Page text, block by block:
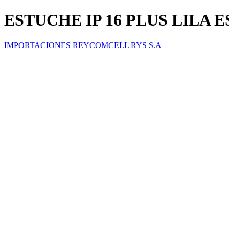
ESTUCHE IP 16 PLUS LILA
IMPORTACIONES REYCOMCELL RYS S.A